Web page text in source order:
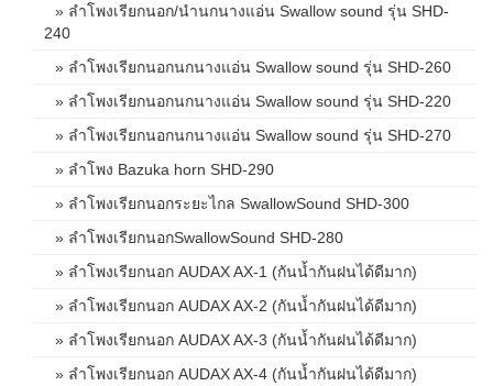
» ลำโพงเรียกนอก/นำนกนางแอ่น Swallow sound รุ่น SHD-
240
» ลำโพงเรียกนอกนกนางแอ่น Swallow sound รุ่น SHD-260
» ลำโพงเรียกนอกนกนางแอ่น Swallow sound รุ่น SHD-220
» ลำโพงเรียกนอกนกนางแอ่น Swallow sound รุ่น SHD-270
» ลำโพง Bazuka horn SHD-290
» ลำโพงเรียกนอกระยะไกล SwallowSound SHD-300
» ลำโพงเรียกนอกSwallowSound SHD-280
» ลำโพงเรียกนอก AUDAX AX-1 (กันน้ำกันฝนได้ดีมาก)
» ลำโพงเรียกนอก AUDAX AX-2 (กันน้ำกันฝนได้ดีมาก)
» ลำโพงเรียกนอก AUDAX AX-3 (กันน้ำกันฝนได้ดีมาก)
» ลำโพงเรียกนอก AUDAX AX-4 (กันน้ำกันฝนได้ดีมาก)